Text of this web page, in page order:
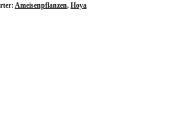
Ameisenpflanzen, Hoya